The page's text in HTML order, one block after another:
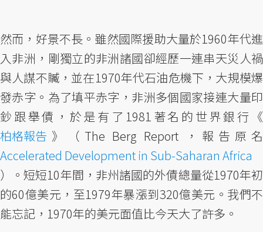
然而，好景不長。雖然國際援助大量於1960年代進
入非洲，剛獨立的非洲諸國卻經歷一連串天災人禍
與人謀不贓，並在1970年代石油危機下，大規模爆
發赤字。為了填平赤字，非洲多個國家接連大量印
鈔跟舉債，於是有了1981著名的世界銀行《
柏格報告 》（The Berg Report ，報告原名
Accelerated Development in Sub-Saharan Africa
）。短短10年間，非州諸國的外債總量從1970年初
的60億美元，至1979年暴漲到320億美元。我們不
能忘記，1970年的美元面值比今天大了許多。